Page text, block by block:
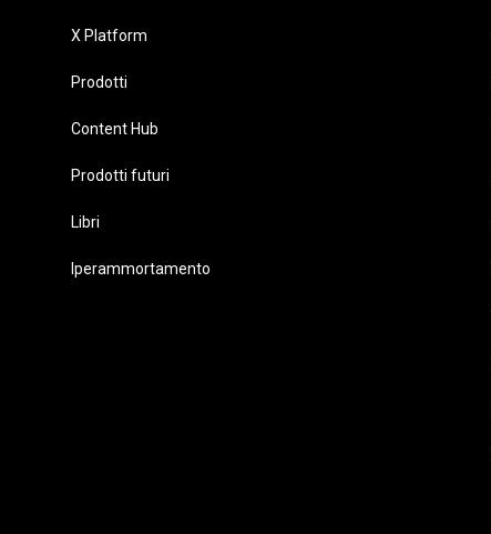
X Platform
Prodotti
Content Hub
Prodotti futuri
Libri
Iperammortamento